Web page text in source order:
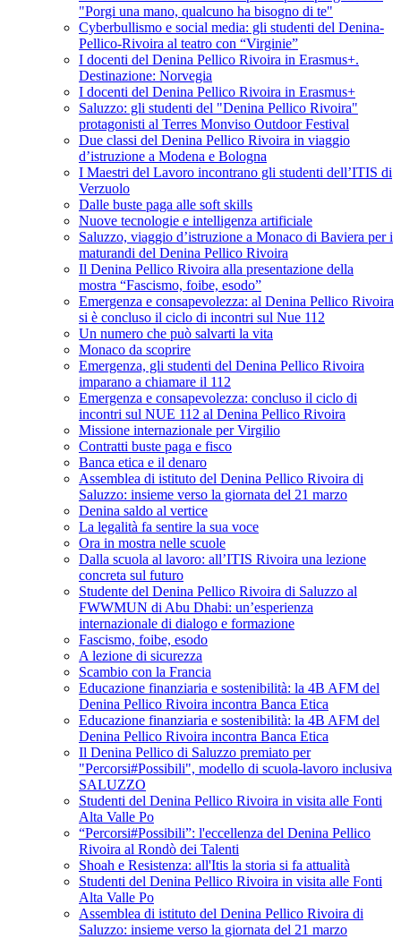
"Porgi una mano, qualcuno ha bisogno di te"
Cyberbullismo e social media: gli studenti del Denina-
Pellico-Rivoira al teatro con “Virginie”
I docenti del Denina Pellico Rivoira in Erasmus+.
Destinazione: Norvegia
I docenti del Denina Pellico Rivoira in Erasmus+
Saluzzo: gli studenti del "Denina Pellico Rivoira"
protagonisti al Terres Monviso Outdoor Festival
Due classi del Denina Pellico Rivoira in viaggio
d’istruzione a Modena e Bologna
I Maestri del Lavoro incontrano gli studenti dell’ITIS di
Verzuolo
Dalle buste paga alle soft skills
Nuove tecnologie e intelligenza artificiale
Saluzzo, viaggio d’istruzione a Monaco di Baviera per i
maturandi del Denina Pellico Rivoira
Il Denina Pellico Rivoira alla presentazione della
mostra “Fascismo, foibe, esodo”
Emergenza e consapevolezza: al Denina Pellico Rivoira
si è concluso il ciclo di incontri sul Nue 112
Un numero che può salvarti la vita
Monaco da scoprire
Emergenza, gli studenti del Denina Pellico Rivoira
imparano a chiamare il 112
Emergenza e consapevolezza: concluso il ciclo di
incontri sul NUE 112 al Denina Pellico Rivoira
Missione internazionale per Virgilio
Contratti buste paga e fisco
Banca etica e il denaro
Assemblea di istituto del Denina Pellico Rivoira di
Saluzzo: insieme verso la giornata del 21 marzo
Denina saldo al vertice
La legalità fa sentire la sua voce
Ora in mostra nelle scuole
Dalla scuola al lavoro: all’ITIS Rivoira una lezione
concreta sul futuro
Studente del Denina Pellico Rivoira di Saluzzo al
FWWMUN di Abu Dhabi: un’esperienza
internazionale di dialogo e formazione
Fascismo, foibe, esodo
A lezione di sicurezza
Scambio con la Francia
Educazione finanziaria e sostenibilità: la 4B AFM del
Denina Pellico Rivoira incontra Banca Etica
Educazione finanziaria e sostenibilità: la 4B AFM del
Denina Pellico Rivoira incontra Banca Etica
Il Denina Pellico di Saluzzo premiato per
"Percorsi#Possibili", modello di scuola-lavoro inclusiva
SALUZZO
Studenti del Denina Pellico Rivoira in visita alle Fonti
Alta Valle Po
“Percorsi#Possibili”: l'eccellenza del Denina Pellico
Rivoira al Rondò dei Talenti
Shoah e Resistenza: all'Itis la storia si fa attualità
Studenti del Denina Pellico Rivoira in visita alle Fonti
Alta Valle Po
Assemblea di istituto del Denina Pellico Rivoira di
Saluzzo: insieme verso la giornata del 21 marzo